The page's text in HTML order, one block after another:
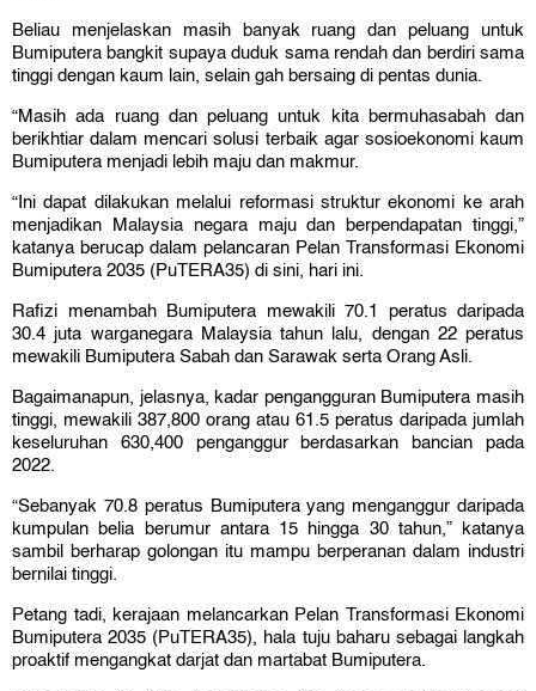
Beliau menjelaskan masih banyak ruang dan peluang untuk
Bumiputera bangkit supaya duduk sama rendah dan berdiri sama
tinggi dengan kaum lain, selain gah bersaing di pentas dunia.
“Masih ada ruang dan peluang untuk kita bermuhasabah dan
berikhtiar dalam mencari solusi terbaik agar sosioekonomi kaum
Bumiputera menjadi lebih maju dan makmur.
“Ini dapat dilakukan melalui reformasi struktur ekonomi ke arah
menjadikan Malaysia negara maju dan berpendapatan tinggi,”
katanya berucap dalam pelancaran Pelan Transformasi Ekonomi
Bumiputera 2035 (PuTERA35) di sini, hari ini.
Rafizi menambah Bumiputera mewakili 70.1 peratus daripada
30.4 juta warganegara Malaysia tahun lalu, dengan 22 peratus
mewakili Bumiputera Sabah dan Sarawak serta Orang Asli.
Bagaimanapun, jelasnya, kadar pengangguran Bumiputera masih
tinggi, mewakili 387,800 orang atau 61.5 peratus daripada jumlah
keseluruhan 630,400 penganggur berdasarkan bancian pada
2022.
“Sebanyak 70.8 peratus Bumiputera yang menganggur daripada
kumpulan belia berumur antara 15 hingga 30 tahun,” katanya
sambil berharap golongan itu mampu berperanan dalam industri
bernilai tinggi.
Petang tadi, kerajaan melancarkan Pelan Transformasi Ekonomi
Bumiputera 2035 (PuTERA35), hala tuju baharu sebagai langkah
proaktif mengangkat darjat dan martabat Bumiputera.